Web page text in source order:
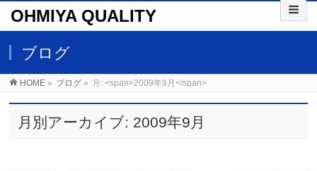
OHMIYA QUALITY
ブログ
HOME » ブログ » 月: <span>2009年9月</span>
月別アーカイブ: 2009年9月